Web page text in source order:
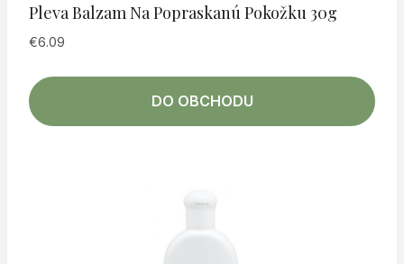
Pleva Balzam Na Popraskanú Pokožku 30g
€6.09
DO OBCHODU